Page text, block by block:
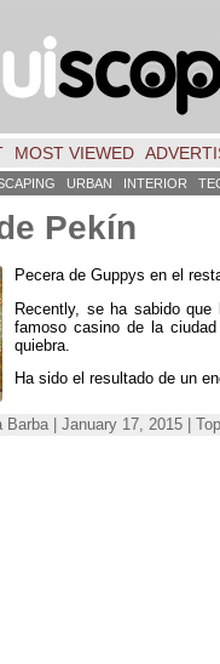
MOST VIEWED
URBAN INTERIOR
Pekín
Pecera de Guppys en el
Recently, se ha sabido que
famoso casino de la
quiebra
Ha sido el resultado de un
| January 17, 2015 |